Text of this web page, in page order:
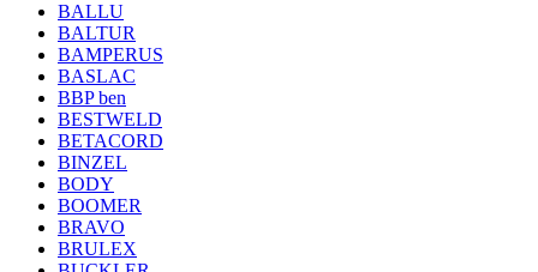
BALLU
BALTUR
BAMPERUS
BASLAC
BBP ben
BESTWELD
BETACORD
BINZEL
BODY
BOOMER
BRAVO
BRULEX